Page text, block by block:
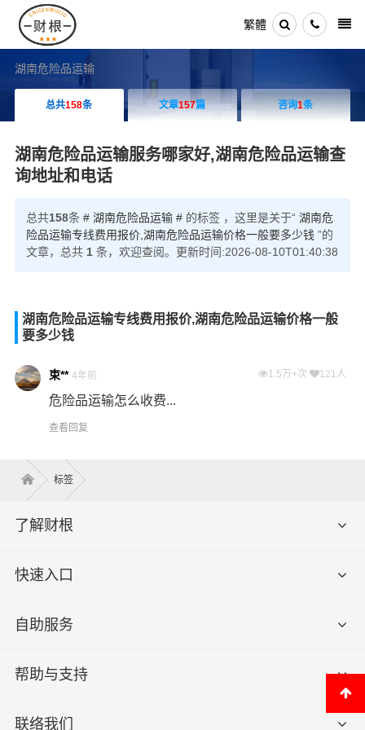
繁體
湖南危险品运输
总共158条 文章157篇 咨询1条
湖南危险品运输服务哪家好,湖南危险品运输查
询地址和电话
总共158条 # 湖南危险品运输 #的标签 ，这里是关于“ 湖南危
险品运输专线费用报价,湖南危险品运输价格一般要多少钱”的
文章，总共 1条，欢迎查阅。更新时间:2026-08-10T01:40:38
湖南危险品运输专线费用报价,湖南危险品运输价格一般
要多少钱
束** 4年前 1.5万+次 121人
危险品运输怎么收费...
查看回复
标签
了解财根
快速入口
自助服务
帮助与支持
联络我们